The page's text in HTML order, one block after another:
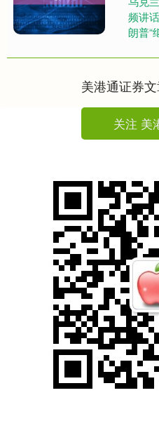
频讲
朗普“
卫能
美港通证券
关注 美